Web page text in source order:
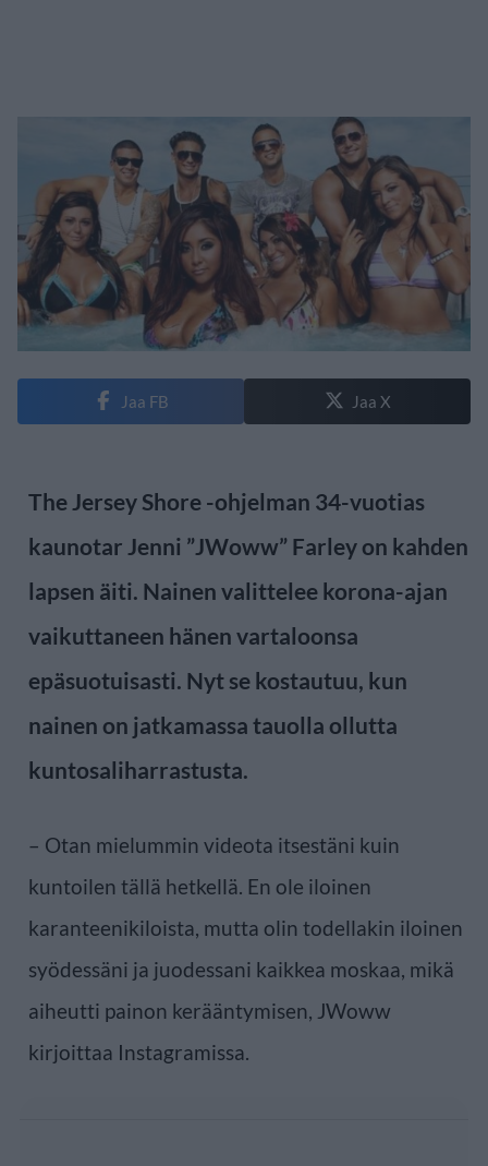
Jaa FB Jaa X
The Jersey Shore -ohjelman 34-vuotias
kaunotar Jenni ”JWoww” Farley on kahden
lapsen äiti. Nainen valittelee korona-ajan
vaikuttaneen hänen vartaloonsa
epäsuotuisasti. Nyt se kostautuu, kun
nainen on jatkamassa tauolla ollutta
kuntosaliharrastusta.
– Otan mielummin videota itsestäni kuin
kuntoilen tällä hetkellä. En ole iloinen
karanteenikiloista, mutta olin todellakin iloinen
syödessäni ja juodessani kaikkea moskaa, mikä
aiheutti painon kerääntymisen, JWoww
kirjoittaa Instagramissa.